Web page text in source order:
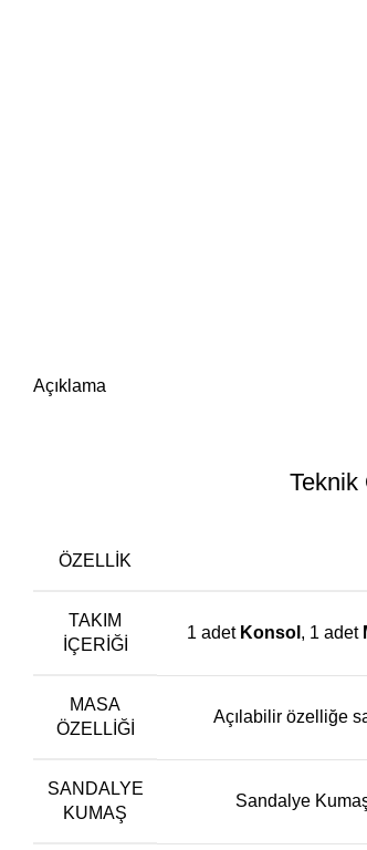
Açıklama
Teknik
ÖZELLİK
TAKIM
İÇERIĞI
1 adet Konsol , 1 adet
MASA
ÖZELLIĞI
Açılabilir özelliğe
SANDALYE
KUMAŞ
Sandalye